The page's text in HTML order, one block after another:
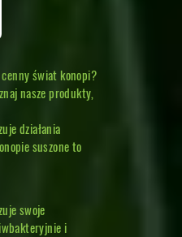
świat konopi?
nasze produkty,
działania
suszone to
swoje
i